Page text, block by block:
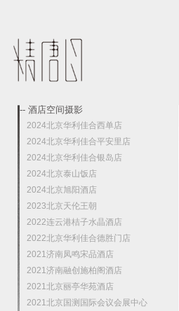
-- 酒店空间摄影
2024北京华利佳合西单店
2024北京华利佳合平安里店
2024北京华利佳合银岛店
2024北京泰山饭店
2024北京旭阳酒店
2023北京天伦王朝
2022连云港桔子水晶酒店
2022北京华利佳合德胜门店
2021济南凤鸣宋品酒店
2021济南融创施柏阁酒店
2021北京丽亭华苑酒店
2021北京国测国际会议会展中心